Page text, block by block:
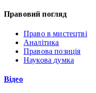
Правовий погляд
Право в мистецтві
Аналітика
Правова позиція
Наукова думка
Відео